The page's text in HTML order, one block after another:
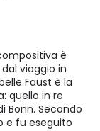
è
viaggio in
Faust è la
quello in re
Bonn. Secondo
e fu eseguito